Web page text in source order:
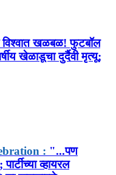
विश्वात खळबळ! फुटबॉल
खेळाडूचा दुर्दैवी मृत्यू;
: "...पण
व्हायरल